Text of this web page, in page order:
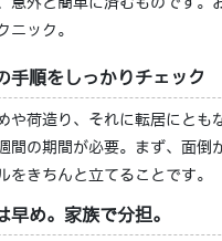
ニック。
手順をしっかりチェック
や荷造り、それに転居にとも
間の期間が必要。まず、面倒
をきちんと立てることです。
早め。家族で分担。